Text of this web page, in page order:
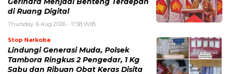
di Ruang Digital
Thursday, 6 Aug 2026 - 11:58 WIB
Stop Narkoba
Lindungi Generasi Muda, Polsek
Tambora Ringkus 2 Pengedar, 1 Kg
Sabu dan Ribuan Obat Keras Disita